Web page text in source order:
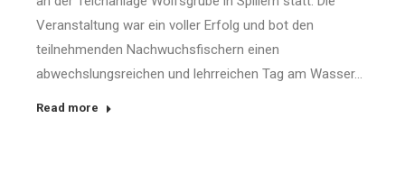
Veranstaltung war ein voller Erfolg und bot den
teilnehmenden Nachwuchsfischern einen
abwechslungsreichen und lehrreichen Tag am Wasser…
Read more